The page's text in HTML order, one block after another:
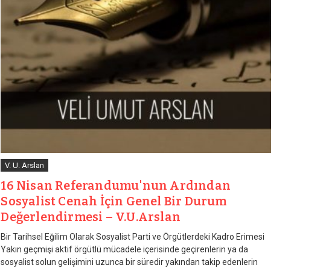
V. U. Arslan
16 Nisan Referandumu'nun Ardından
Sosyalist Cenah İçin Genel Bir Durum
Değerlendirmesi – V.U.Arslan
Bir Tarihsel Eğilim Olarak Sosyalist Parti ve Örgütlerdeki Kadro Erimesi
Yakın geçmişi aktif örgütlü mücadele içerisinde geçirenlerin ya da
sosyalist solun gelişimini uzunca bir süredir yakından takip edenlerin